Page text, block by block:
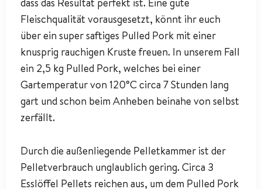
Fleischqualität vorausgesetzt, könnt ihr euch
über ein super saftiges Pulled Pork mit einer
knusprig rauchigen Kruste freuen. In unserem Fall
ein 2,5 kg Pulled Pork, welches bei einer
Gartemperatur von 120°C circa 7 Stunden lang
gart und schon beim Anheben beinahe von selbst
zerfällt.
Durch die außenliegende Pelletkammer ist der
Pelletverbrauch unglaublich gering. Circa 3
Esslöffel Pellets reichen aus, um dem Pulled Pork